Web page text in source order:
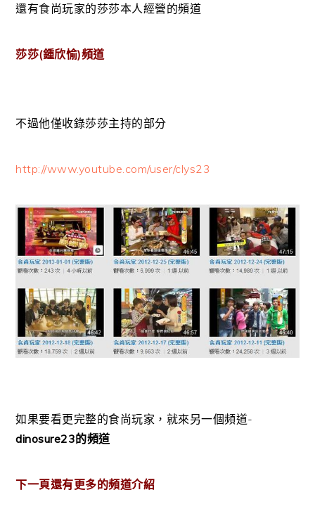
還有食尚玩家的莎莎本人經營的頻道
莎莎(鍾欣愉)頻道
不過他僅收錄莎莎主持的部分
http://www.youtube.com/user/clys23
如果要看更完整的食尚玩家，就來另一個頻道-
dinosure23的頻道
下一頁還有更多的頻道介紹